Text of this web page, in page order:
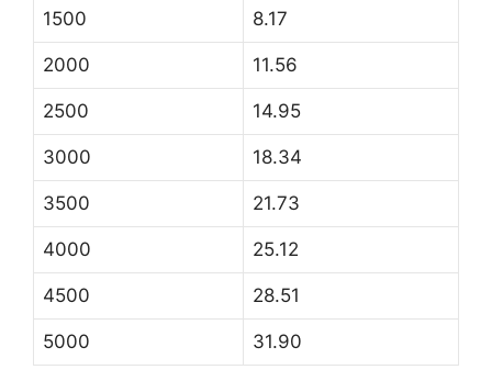
1500 8.17
2000 11.56
2500 14.95
3000 18.34
3500 21.73
4000 25.12
4500 28.51
5000 31.90